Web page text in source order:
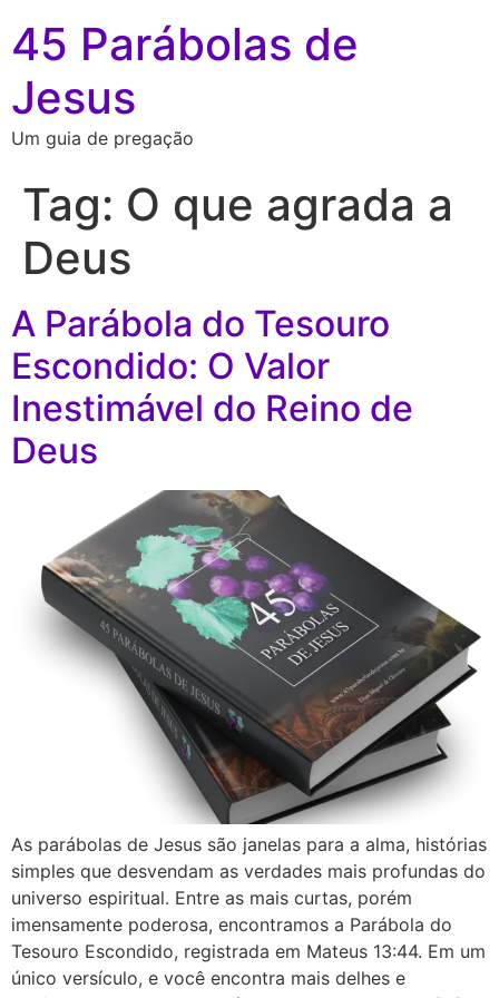
45 Parábolas de
Jesus
Um guia de pregação
Tag: O que agrada a
Deus
A Parábola do Tesouro
Escondido: O Valor
Inestimável do Reino de
Deus
As parábolas de Jesus são janelas para a alma, histórias
simples que desvendam as verdades mais profundas do
universo espiritual. Entre as mais curtas, porém
imensamente poderosa, encontramos a Parábola do
Tesouro Escondido, registrada em Mateus 13:44. Em um
único versículo, e você encontra mais delhes e